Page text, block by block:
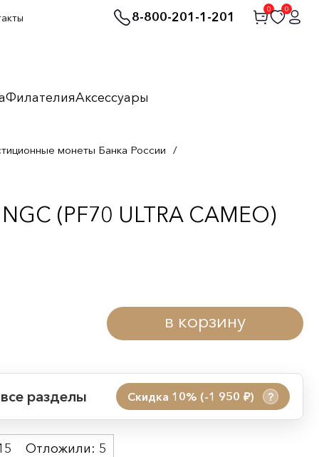
8-800-201-1-201
0 0
ФилателияАксессуары
монеты Банка России /
(PF70 ULTRA CAMEO)
в корзину
разделы Скидка 10% (-1 950 руб.) ?
Отложили: 5